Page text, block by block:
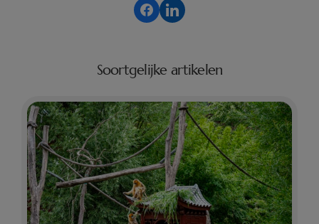
Soortgelijke artikelen